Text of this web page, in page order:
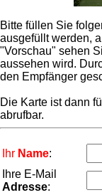
Bitte füllen Sie
ausgefüllt werden,
"Vorschau" sehen
aussehen wird.
den Empfänger
Die Karte ist dann
abrufbar.
Ihr Name:
Ihre E-Mail
Adresse: